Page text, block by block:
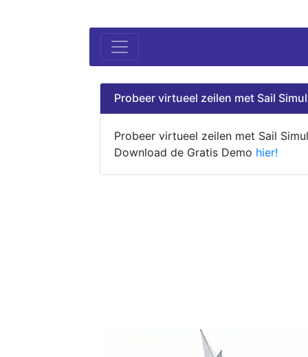
Probeer virtueel zeilen met Sail
Probeer virtueel zeilen met Sail
Download de Gratis Demo hier!